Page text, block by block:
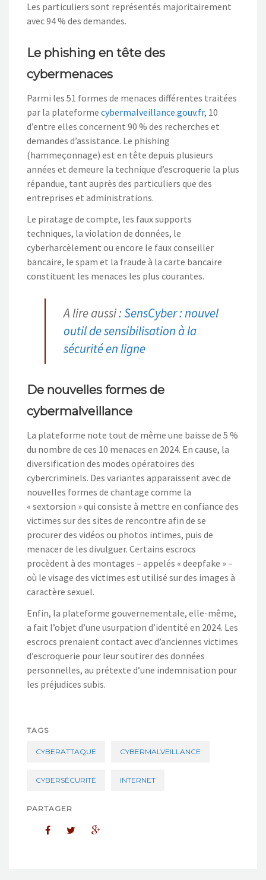
Les particuliers sont représentés majoritairement
avec 94 % des demandes.
Le phishing en tête des
cybermenaces
Parmi les 51 formes de menaces différentes traitées
par la plateforme cybermalveillance.gouv.fr, 10
d’entre elles concernent 90 % des recherches et
demandes d’assistance. Le phishing
(hammeçonnage) est en tête depuis plusieurs
années et demeure la technique d’escroquerie la plus
répandue, tant auprès des particuliers que des
entreprises et administrations.
Le piratage de compte, les faux supports
techniques, la violation de données, le
cyberharcèlement ou encore le faux conseiller
bancaire, le spam et la fraude à la carte bancaire
constituent les menaces les plus courantes.
A lire aussi :SensCyber : nouvel
outil de sensibilisation à la
sécurité en ligne
De nouvelles formes de
cybermalveillance
La plateforme note tout de même une baisse de 5 %
du nombre de ces 10 menaces en 2024. En cause, la
diversification des modes opératoires des
cybercriminels. Des variantes apparaissent avec de
nouvelles formes de chantage comme la
« sextorsion » qui consiste à mettre en confiance des
victimes sur des sites de rencontre afin de se
procurer des vidéos ou photos intimes, puis de
menacer de les divulguer. Certains escrocs
procèdent à des montages – appelés « deepfake » –
où le visage des victimes est utilisé sur des images à
caractère sexuel.
Enfin, la plateforme gouvernementale, elle-même,
a fait l’objet d’une usurpation d’identité en 2024. Les
escrocs prenaient contact avec d’anciennes victimes
d’escroquerie pour leur soutirer des données
personnelles, au prétexte d’une indemnisation pour
les préjudices subis.
TAGS
CYBERATTAQUE CYBERMALVEILLANCE
CYBERSÉCURITÉ INTERNET
PARTAGER